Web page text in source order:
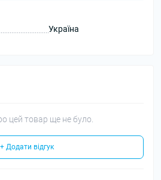
Україна
цей товар ще не було.
+ Додати відгук